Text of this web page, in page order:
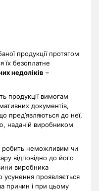
продукції протягом
їх безоплатне
недоліків –
продукції вимогам
документів,
пред’являються до неї,
наданій виробником
робить неможливим чи
відповідно до його
виробника
усунення проявляється
причин і при цьому